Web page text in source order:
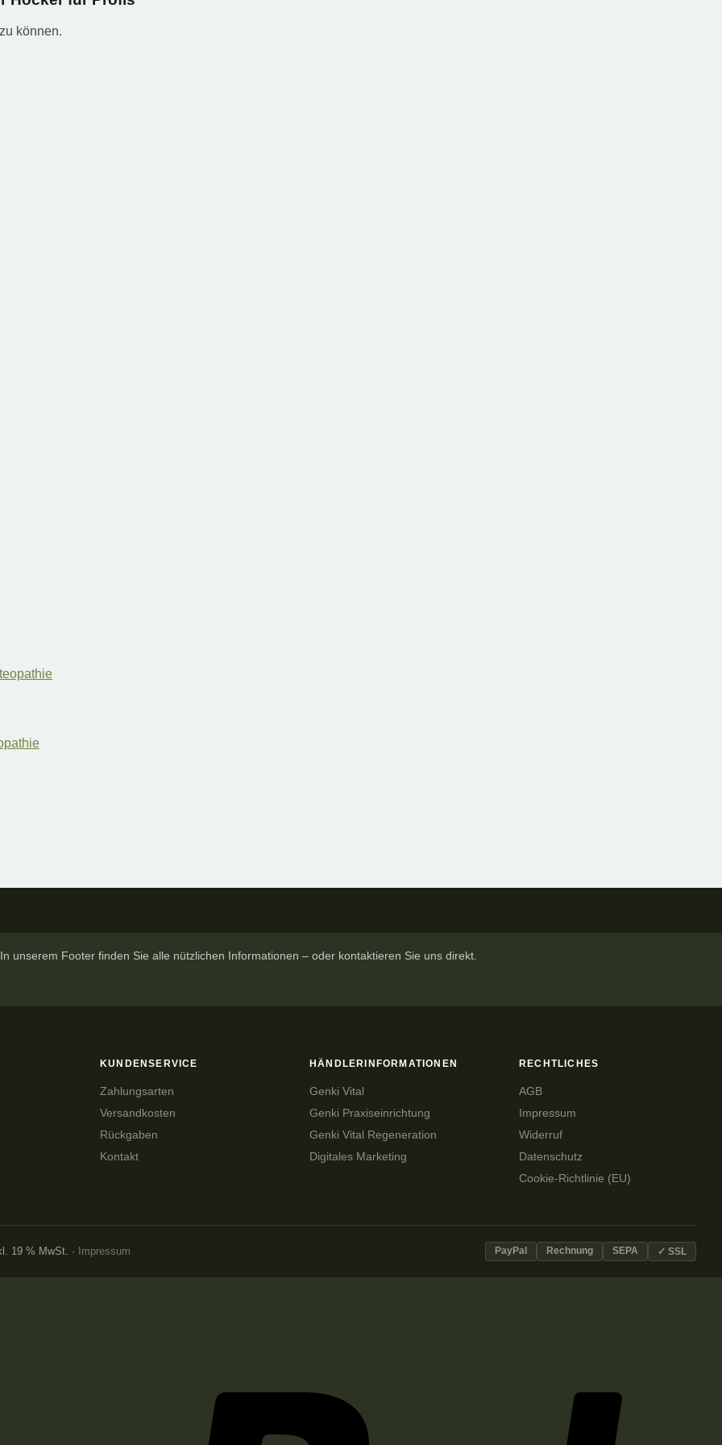
können.
In unserem Footer finden Sie alle nützlichen Informationen – oder kontaktieren Sie uns direkt.
KUNDENSERVICE
Zahlungsarten
Versandkosten
Rückgaben
Kontakt
HÄNDLERINFORMATIONEN
Genki Vital
Genki Praxiseinrichtung
Genki Vital Regeneration
Digitales Marketing
RECHTLICHES
AGB
Impressum
Widerruf
Datenschutz
Cookie-Richtlinie (EU)
19 % MwSt. · Impressum PayPal Rechnung SEPA ✓ SSL